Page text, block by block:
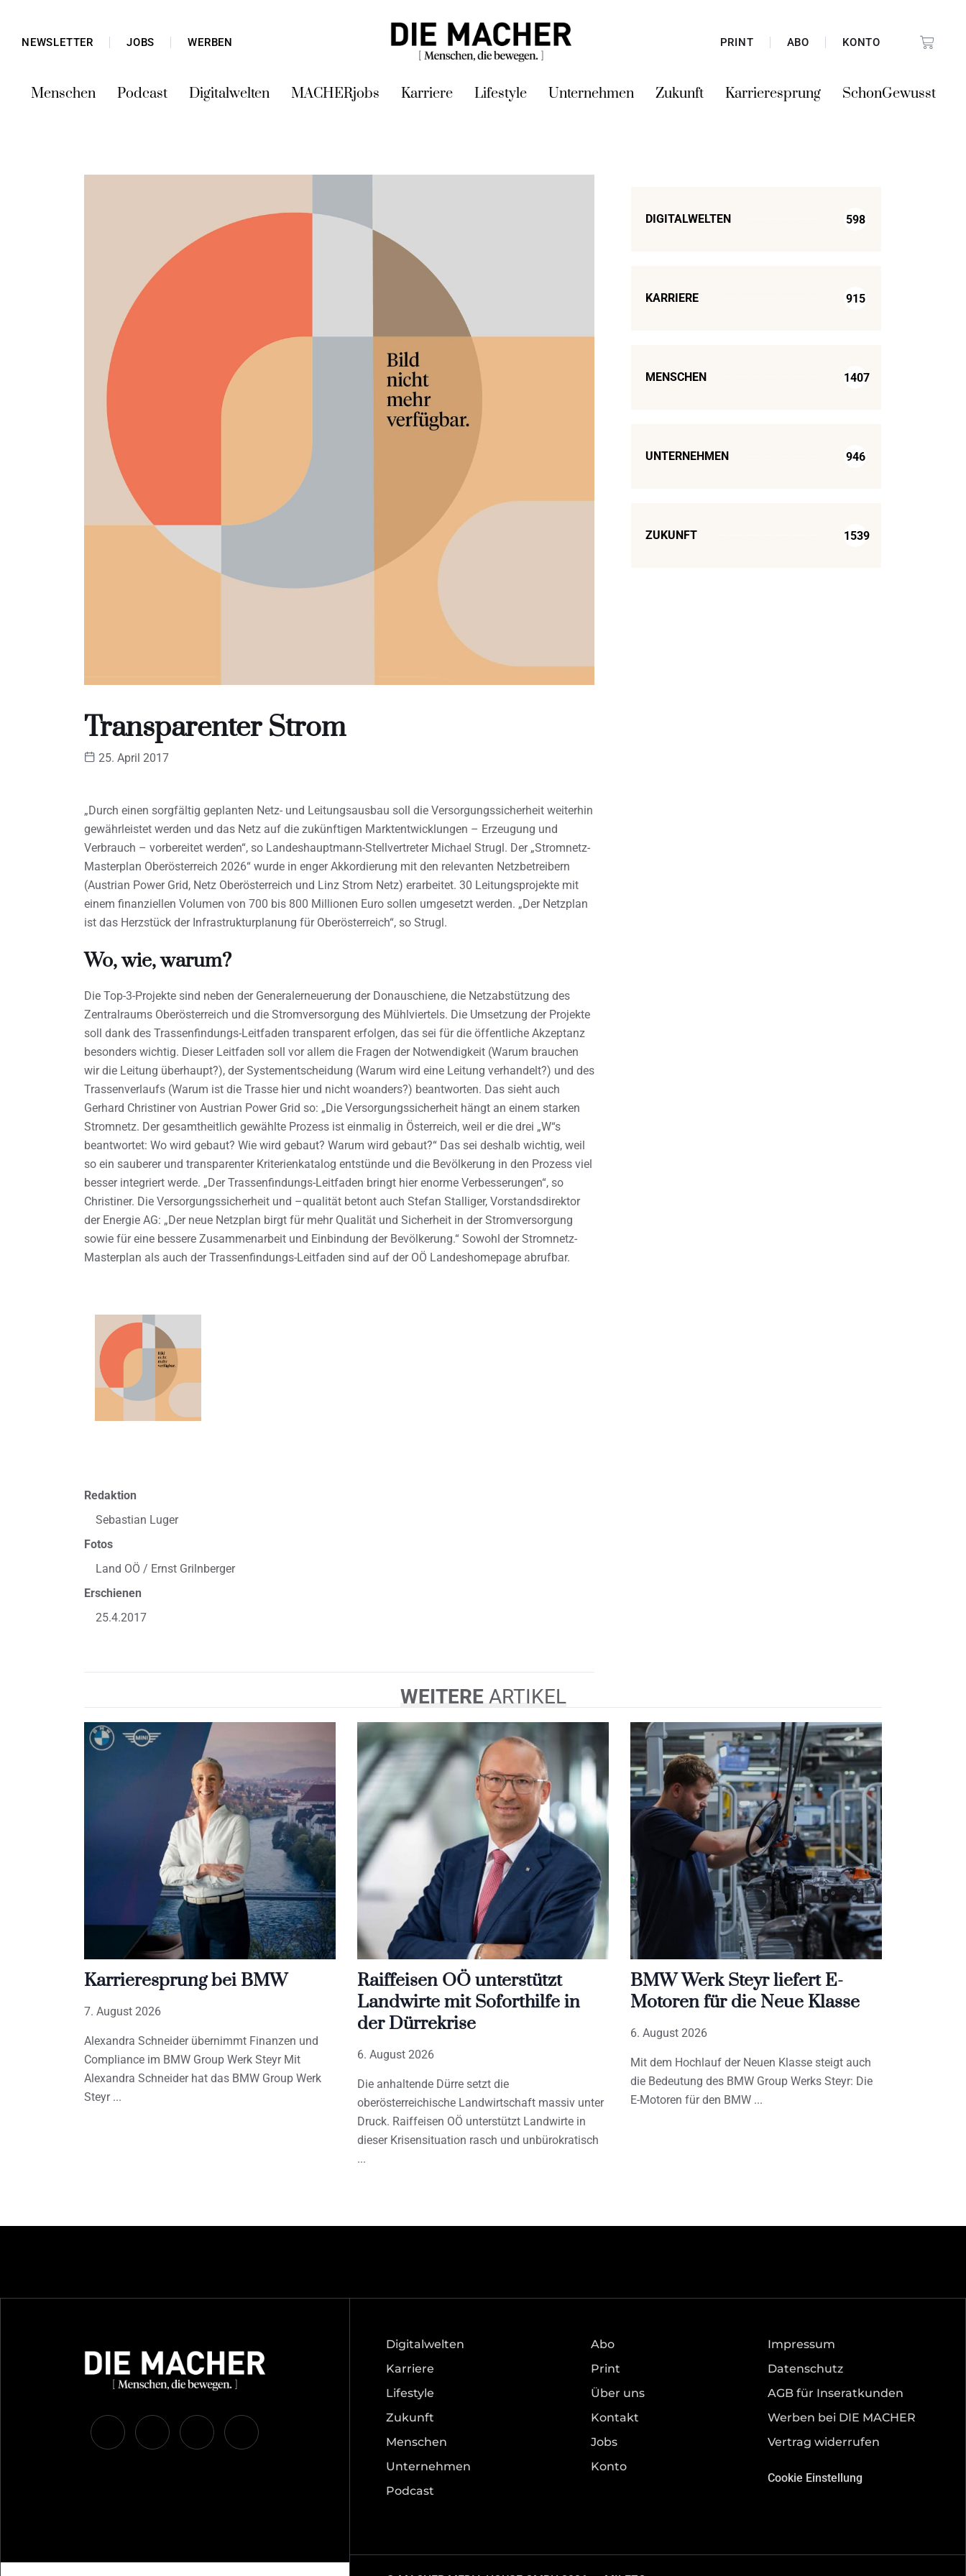
NEWSLETTER JOBS WERBEN PRINT ABO KONTO
Menschen Podcast Digitalwelten MACHERjobs Karriere Lifestyle Unternehmen Zukunft Karrieresprung SchonGewusst
Transparenter Strom
25. April 2017
„Durch einen sorgfältig geplanten Netz- und Leitungsausbau soll die Versorgungssicherheit weiterhin
gewährleistet werden und das Netz auf die zukünftigen Marktentwicklungen – Erzeugung und
Verbrauch – vorbereitet werden“, so Landeshauptmann-Stellvertreter Michael Strugl. Der „Stromnetz-
Masterplan Oberösterreich 2026“ wurde in enger Akkordierung mit den relevanten Netzbetreibern
(Austrian Power Grid, Netz Oberösterreich und Linz Strom Netz) erarbeitet. 30 Leitungsprojekte mit
einem finanziellen Volumen von 700 bis 800 Millionen Euro sollen umgesetzt werden. „Der Netzplan
ist das Herzstück der Infrastrukturplanung für Oberösterreich“, so Strugl.
Wo, wie, warum?
Die Top-3-Projekte sind neben der Generalerneuerung der Donauschiene, die Netzabstützung des
Zentralraums Oberösterreich und die Stromversorgung des Mühlviertels. Die Umsetzung der Projekte
soll dank des Trassenfindungs-Leitfaden transparent erfolgen, das sei für die öffentliche Akzeptanz
besonders wichtig. Dieser Leitfaden soll vor allem die Fragen der Notwendigkeit (Warum brauchen
wir die Leitung überhaupt?), der Systementscheidung (Warum wird eine Leitung verhandelt?) und des
Trassenverlaufs (Warum ist die Trasse hier und nicht woanders?) beantworten. Das sieht auch
Gerhard Christiner von Austrian Power Grid so: „Die Versorgungssicherheit hängt an einem starken
Stromnetz. Der gesamtheitlich gewählte Prozess ist einmalig in Österreich, weil er die drei „W“s
beantwortet: Wo wird gebaut? Wie wird gebaut? Warum wird gebaut?“ Das sei deshalb wichtig, weil
so ein sauberer und transparenter Kriterienkatalog entstünde und die Bevölkerung in den Prozess viel
besser integriert werde. „Der Trassenfindungs-Leitfaden bringt hier enorme Verbesserungen“, so
Christiner. Die Versorgungssicherheit und –qualität betont auch Stefan Stalliger, Vorstandsdirektor
der Energie AG: „Der neue Netzplan birgt für mehr Qualität und Sicherheit in der Stromversorgung
sowie für eine bessere Zusammenarbeit und Einbindung der Bevölkerung.“ Sowohl der Stromnetz-
Masterplan als auch der Trassenfindungs-Leitfaden sind auf der OÖ Landeshomepage abrufbar.
Redaktion
Sebastian Luger
Fotos
Land OÖ / Ernst Grilnberger
Erschienen
25.4.2017
DIGITALWELTEN 598
KARRIERE 915
MENSCHEN 1407
UNTERNEHMEN 946
ZUKUNFT 1539
WEITEREARTIKEL
Karrieresprung bei BMW
7. August 2026
Alexandra Schneider übernimmt Finanzen und
Compliance im BMW Group Werk Steyr Mit
Alexandra Schneider hat das BMW Group Werk
Steyr
Raiffeisen OÖ unterstützt
Landwirte mit Soforthilfe in
der Dürrekrise
6. August 2026
Die anhaltende Dürre setzt die
oberösterreichische Landwirtschaft massiv unter
Druck. Raiffeisen OÖ unterstützt Landwirte in
dieser Krisensituation rasch und unbürokratisch
BMW Werk Steyr liefert E-
Motoren für die Neue Klasse
6. August 2026
Mit dem Hochlauf der Neuen Klasse steigt auch
die Bedeutung des BMW Group Werks Steyr: Die
E-Motoren für den BMW
Digitalwelten
Karriere
Lifestyle
Zukunft
Menschen
Unternehmen
Podcast
Abo
Print
Über uns
Kontakt
Jobs
Konto
Impressum
Datenschutz
AGB für Inseratkunden
Werben bei DIE MACHER
Vertrag widerrufen
Cookie Einstellung